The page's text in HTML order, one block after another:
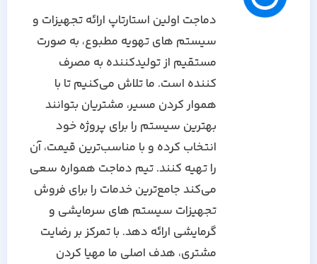
دماجت اولین استارتاپ ارائه تجهیزات و
سیستم های تهویه مطبوع، به صورت
مستقیم از تولیدکننده به مصرف
کننده است. ما تلاش می‌کنیم تا با
هموار کردن مسیر، مشتریان بتوانند
بهترین سیستم را برای پروژه خود
انتخاب کرده و با مناسب‌ترین قیمت، آن
را تهیه کنند. تیم دماجت همواره سعی
می‌کند جامع‌ترین خدمات را برای فروش
تجهیزات سیستم های سرمایشی و
گرمایشی ارائه دهد. با تمرکز بر رضایت
مشتری، هدف اصلی ما مهیا کردن